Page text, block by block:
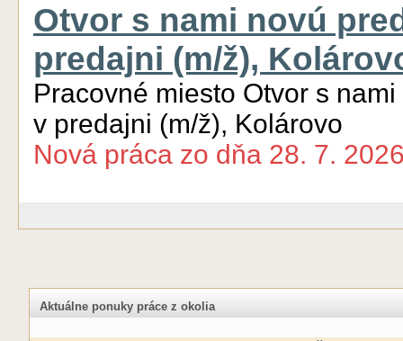
Otvor s nami novú
predajni (m/ž),
Pracovné miesto Otvor s
v predajni (m/ž), Kolárovo
Nová práca zo dňa 28. 7.
Aktuálne ponuky práce z okolia